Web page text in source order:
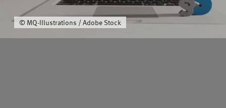
Über uns
© MQ-Illustrations / Adobe Stock